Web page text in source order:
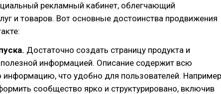
рекламный кабинет, облегчающий
и товаров. Вот основные достоинства продвижения
Достаточно создать страницу продукта и
полезной информацией. Описание содержит всю
что удобно для пользователей.
сообщество ярко и структурировано, включив